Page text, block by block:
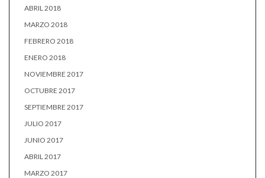
ABRIL 2018
MARZO 2018
FEBRERO 2018
ENERO 2018
NOVIEMBRE 2017
OCTUBRE 2017
SEPTIEMBRE 2017
JULIO 2017
JUNIO 2017
ABRIL 2017
MARZO 2017